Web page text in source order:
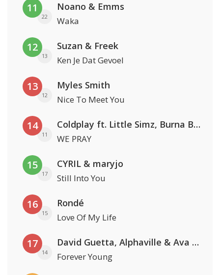
11
22
Noano & Emms
Waka
12
13
Suzan & Freek
Ken Je Dat Gevoel
13
12
Myles Smith
Nice To Meet You
14
11
Coldplay ft. Little Simz, Burna Boy, Elyanna & Tini
WE PRAY
15
17
CYRIL & maryjo
Still Into You
16
15
Rondé
Love Of My Life
17
14
David Guetta, Alphaville & Ava Max
Forever Young